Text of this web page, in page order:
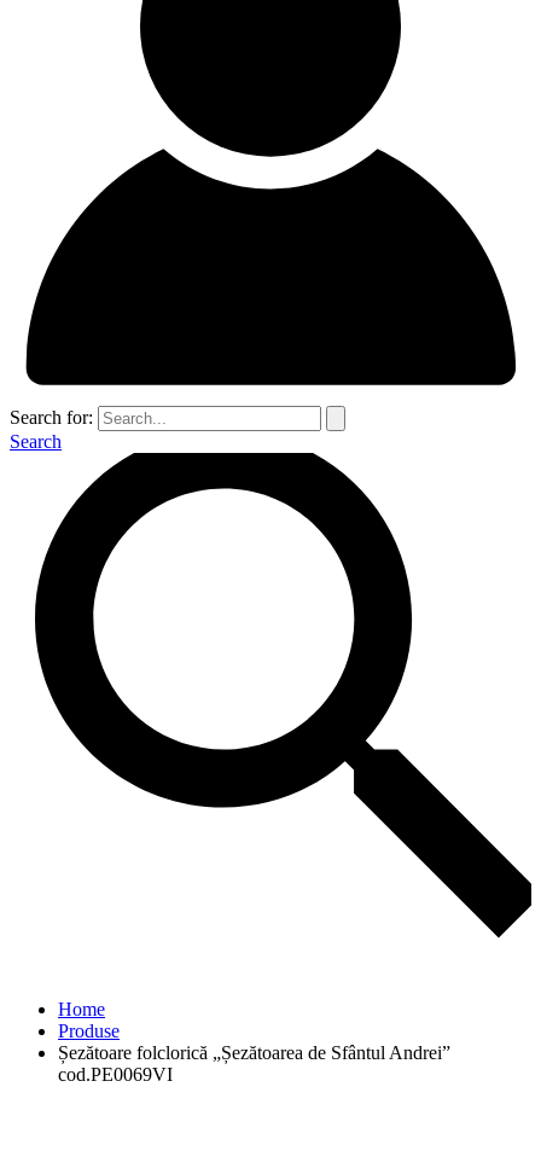
Search for:
Search
Home
Produse
Șezătoare folclorică „Șezătoarea de Sfântul Andrei”
cod.PE0069VI